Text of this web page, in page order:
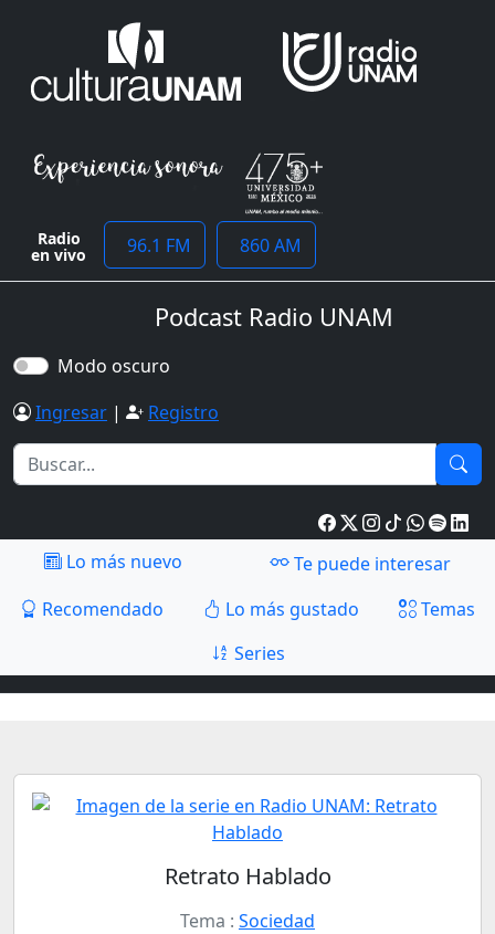
Radio
en vivo 96.1 FM 860 AM
Podcast Radio UNAM
Modo oscuro
Ingresar | Registro
Lo más nuevo
Te puede interesar
Recomendado
Lo más gustado
Temas
Series
Retrato Hablado
Tema : Sociedad